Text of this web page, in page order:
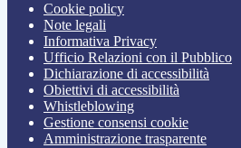
Cookie policy
Note legali
Informativa Privacy
Ufficio Relazioni con il Pubblico
Dichiarazione di accessibilità
Obiettivi di accessibilità
Whistleblowing
Gestione consensi cookie
Amministrazione trasparente